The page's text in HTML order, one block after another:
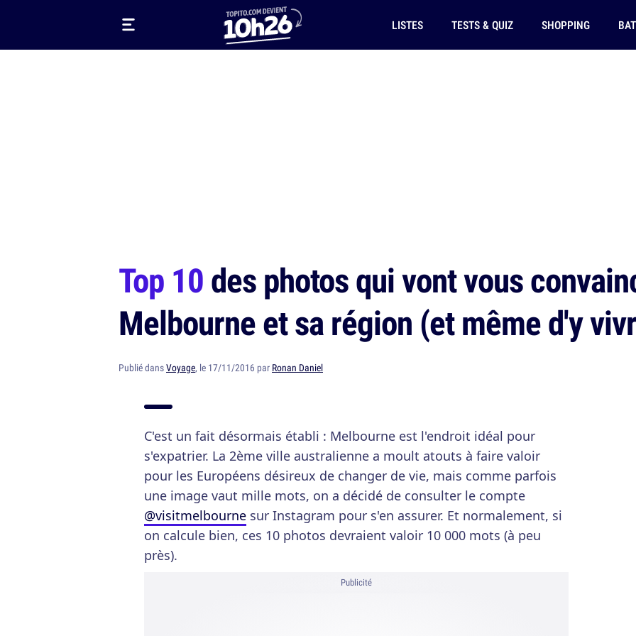
LISTES TESTS & QUIZ SHOPPING
Top 10des photos qui vont vous
Melbourne et sa région (et même d'y
Publié dansVoyage, le 17/11/2016 par Ronan Daniel
C'est un fait désormais établi : Melbourne est l'endroit idéal pour
s'expatrier. La 2ème ville australienne a moult atouts à faire valoir
pour les Européens désireux de changer de vie, mais comme parfois
une image vaut mille mots, on a décidé de consulter le compte
@visitmelbourne sur Instagram pour s'en assurer. Et normalement, si
on calcule bien, ces 10 photos devraient valoir 10 000 mots (à peu
près).
Publicité